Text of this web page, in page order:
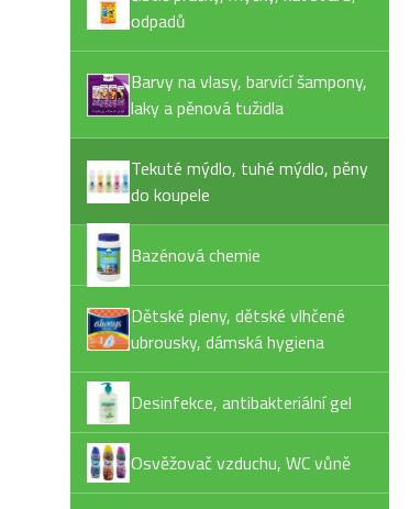
odpadů
Barvy na vlasy, barvící šampony,
laky a pěnová tužidla
Tekuté mýdlo, tuhé mýdlo, pěny
do koupele
Bazénová chemie
Dětské pleny, dětské vlhčené
ubrousky, dámská hygiena
Desinfekce, antibakteriální gel
Osvěžovač vzduchu, WC vůně